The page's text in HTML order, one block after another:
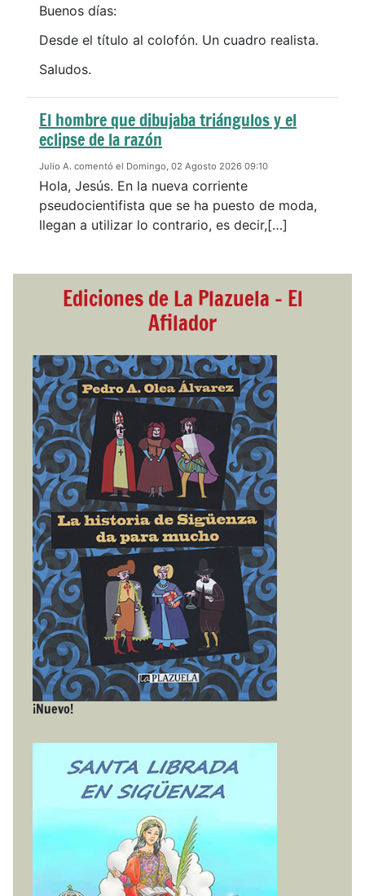
Buenos días:
Desde el título al colofón. Un cuadro realista.
Saludos.
El hombre que dibujaba triángulos y el
eclipse de la razón
Julio A. comentó el Domingo, 02 Agosto 2026 09:10
Hola, Jesús. En la nueva corriente
pseudocientifista que se ha puesto de moda,
llegan a utilizar lo contrario, es decir,[…]
Ediciones de La Plazuela - El
Afilador
¡Nuevo!